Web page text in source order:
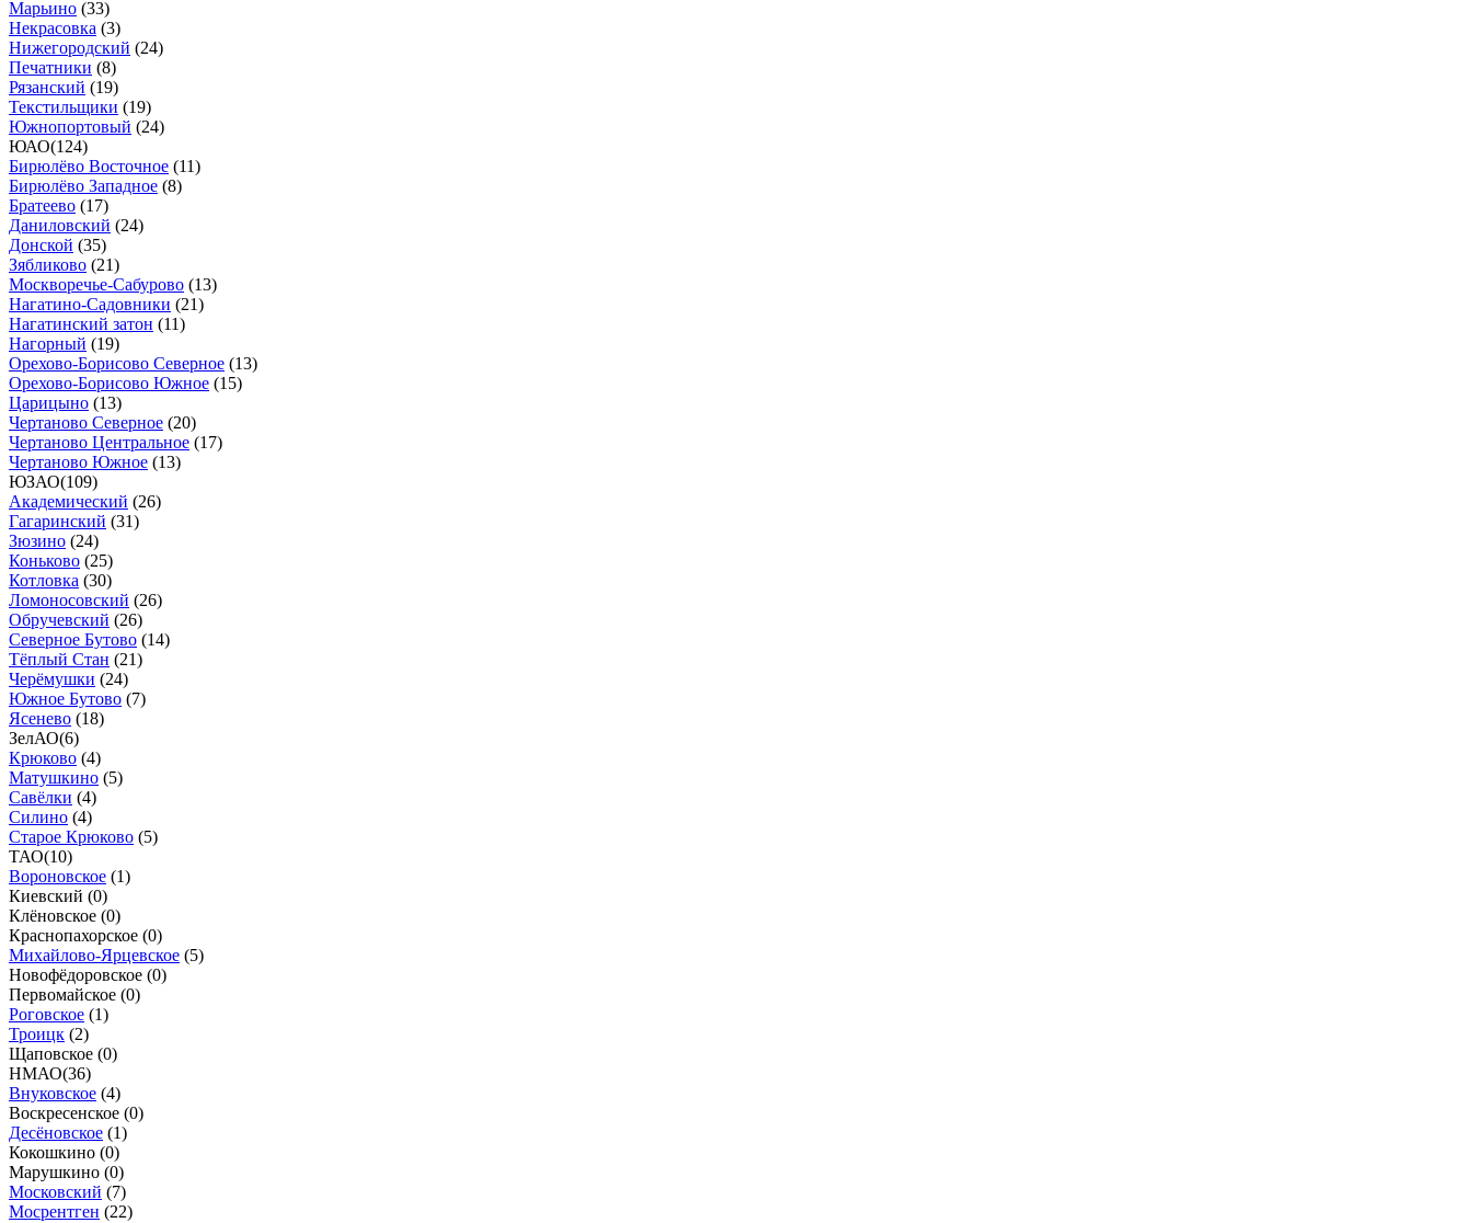
Марьино (33)
Некрасовка (3)
Нижегородский (24)
Печатники (8)
Рязанский (19)
Текстильщики (19)
Южнопортовый (24)
ЮАО(124)
Бирюлёво Восточное (11)
Бирюлёво Западное (8)
Братеево (17)
Даниловский (24)
Донской (35)
Зябликово (21)
Москворечье-Сабурово (13)
Нагатино-Садовники (21)
Нагатинский затон (11)
Нагорный (19)
Орехово-Борисово Северное (13)
Орехово-Борисово Южное (15)
Царицыно (13)
Чертаново Северное (20)
Чертаново Центральное (17)
Чертаново Южное (13)
ЮЗАО(109)
Академический (26)
Гагаринский (31)
Зюзино (24)
Коньково (25)
Котловка (30)
Ломоносовский (26)
Обручевский (26)
Северное Бутово (14)
Тёплый Стан (21)
Черёмушки (24)
Южное Бутово (7)
Ясенево (18)
ЗелАО(6)
Крюково (4)
Матушкино (5)
Савёлки (4)
Силино (4)
Старое Крюково (5)
ТАО(10)
Вороновское (1)
Киевский (0)
Клёновское (0)
Краснопахорское (0)
Михайлово-Ярцевское (5)
Новофёдоровское (0)
Первомайское (0)
Роговское (1)
Троицк (2)
Щаповское (0)
НМАО(36)
Внуковское (4)
Воскресенское (0)
Десёновское (1)
Кокошкино (0)
Марушкино (0)
Московский (7)
Мосрентген (22)